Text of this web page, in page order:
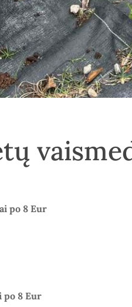
po 8 Eur
po 8 Eur